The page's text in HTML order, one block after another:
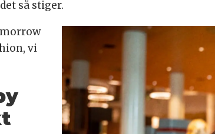
så stiger.
vi